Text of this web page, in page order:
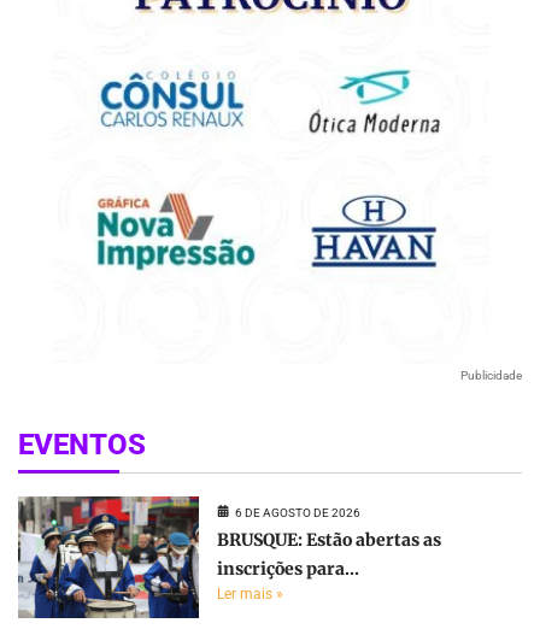
Publicidade
EVENTOS
6 DE AGOSTO DE 2026
BRUSQUE: Estão abertas as
inscrições para...
Ler mais »